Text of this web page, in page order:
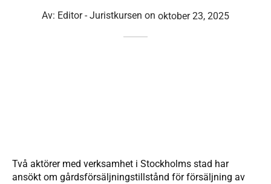
Av: Editor - Juristkursen on oktober 23, 2025
Två aktörer med verksamhet i Stockholms stad har
ansökt om gårdsförsäljnings­tillstånd för försäljning av